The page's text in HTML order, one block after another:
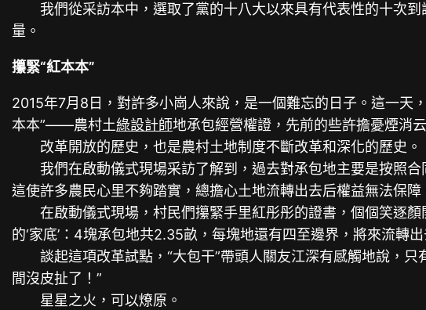
我們從采訪本中，選取了黨的十八大以來具有代表性的十次到
量。
攥緊“紅本本”
2015年7月8日，對許多小崗人來說，是一個難忘的日子。這一天
本本”——農村土綠設計師地承包經營權證，先前的些許擔憂煙消云
改革開放的歷史，也是農村土地制度不斷改革和深化的歷史。
我們在啟動儀式現場采訪了解到，過去對承包地主要是按照合
這使許多農民心里不夠踏實，總擔心土地流轉出去后權益無法保
在啟動儀式現場，村民們攥緊手里紅彤彤的證書，個個笑逐顏
的‘家底’：4塊承包地共2.35畝，每塊地還有四至邊界，將來流轉
談起這項改革試點，“大包干”帶頭人關友江深有感觸地說，只
間沒皮扯了！”
星星之火，可以燎原。